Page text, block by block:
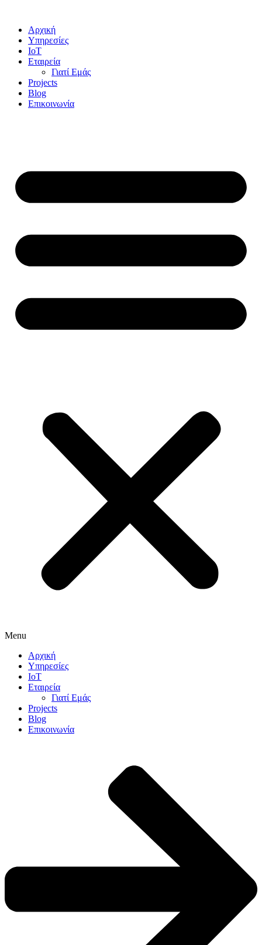
Αρχική
Υπηρεσίες
IoT
Εταιρεία
Γιατί Εμάς
Projects
Blog
Επικοινωνία
Menu
Αρχική
Υπηρεσίες
IoT
Εταιρεία
Γιατί Εμάς
Projects
Blog
Επικοινωνία